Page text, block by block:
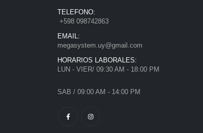
TELEFONO:
+598 098742863
EMAIL:
megasystem.uy@gmail.com
HORARIOS LABORALES:
LUN - VIER/ 09:30 AM - 18:00 PM
SAB / 09:00 AM - 14:00 PM